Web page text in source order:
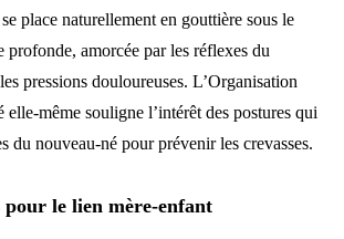
place naturellement en gouttière sous le
profonde, amorcée par les réflexes du
pressions douloureuses. L’Organisation
même souligne l’intérêt des postures qui
du nouveau-né pour prévenir les crevasses.
le lien mère-enfant